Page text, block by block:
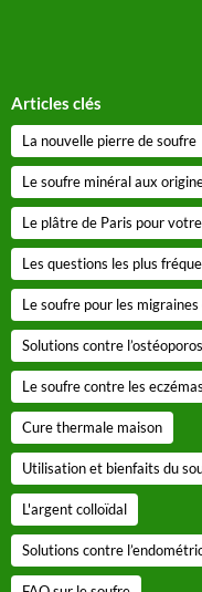
Articles clés
La nouvelle pierre de soufre
Le soufre minéral aux
Le plâtre de Paris pour
Les questions les plus
Le soufre pour les
Solutions contre
Le soufre contre les
Cure thermale maison
Utilisation et bienfaits du
L'argent colloïdal
Solutions contre